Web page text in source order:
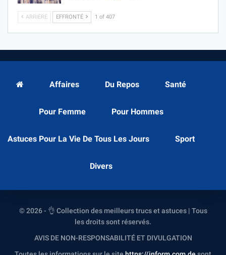
ARRIÈRE EFFRONTÉ 1 of 407
Affaires Du Repos Santé
Pour Femme Pour Hommes
Astuces Pour La Vie De Tous Les Jours Sport
Divers
© 2026 - 👌 Collection des meilleurs trucs et astuces | Tous
les droits sont réservés.
AVIS DE NON-RESPONSABILITÉ ET DIVULGATION